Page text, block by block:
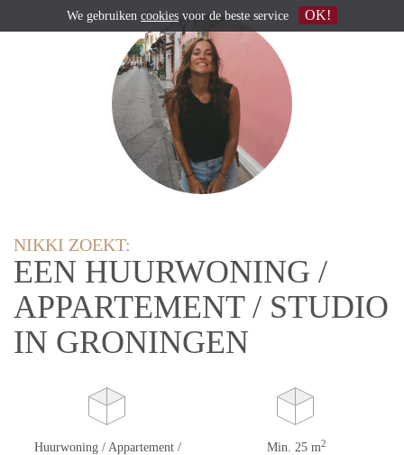
NIKKI ZOEKT:
EEN HUURWONING /
APPARTEMENT / STUDIO
IN GRONINGEN
Huurwoning / Appartement /
Min. 25 m2
We gebruiken cookies voor de beste service OK!